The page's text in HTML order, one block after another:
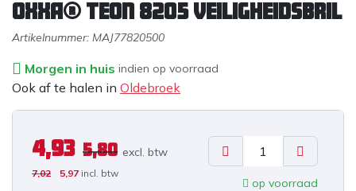
OXXA® Teon 8205 veiligheidsbril
Artikelnummer: MAJ77820500
Morgen in huis indien op voorraad
Ook af te halen in Oldebroek
4,93 5,80 excl. btw
7,02 5,97 incl. btw
op voorraad